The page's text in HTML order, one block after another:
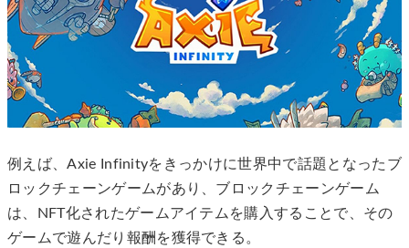
例えば、Axie Infinityをきっかけに世界中で話題となったブ
ロックチェーンゲームがあり、ブロックチェーンゲーム
は、NFT化されたゲームアイテムを購入することで、その
ゲームで遊んだり報酬を獲得できる。